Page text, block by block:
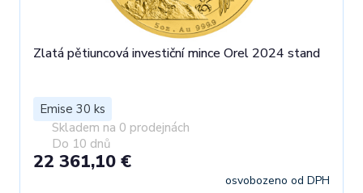
Zlatá pětiuncová investiční mince Orel 2024 stand
Emise 30 ks
Skladem na 0 prodejnách
Do 10 dnů
22 361,10 €
osvobozeno od DPH